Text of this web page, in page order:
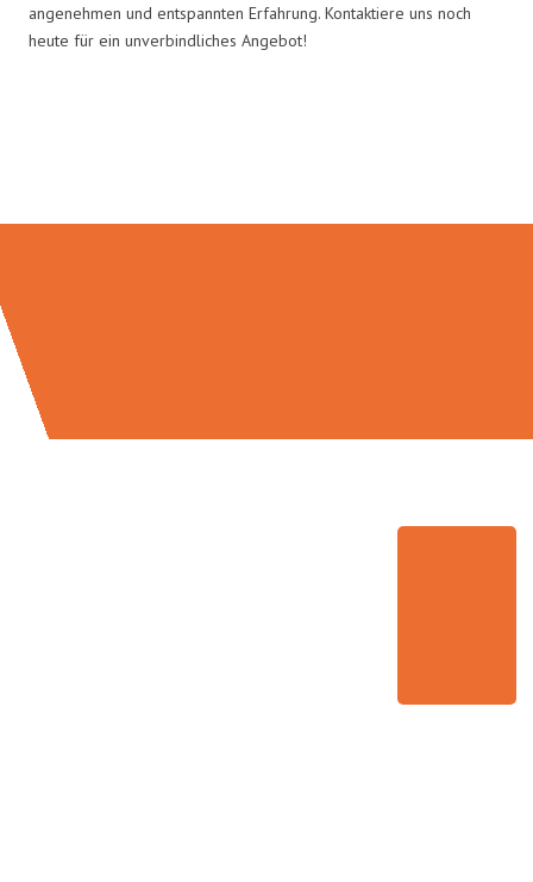
angenehmen und entspannten Erfahrung. Kontaktiere uns noch
heute für ein unverbindliches Angebot!